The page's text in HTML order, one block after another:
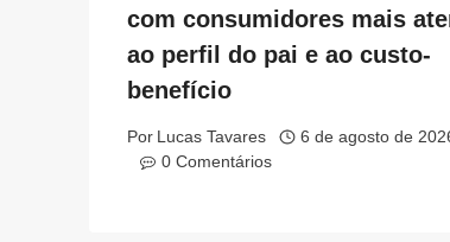
com consumidores mais
ao perfil do pai e ao custo-
benefício
Por Lucas Tavares
6 de agosto de
0 Comentários